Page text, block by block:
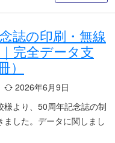
誌の印刷・無線
完全データ支
）
2026年6月9日
様より、50周年記念誌の制
した。データに関しまし